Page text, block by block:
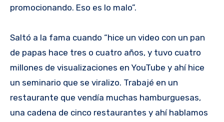
promocionando. Eso es lo malo”.
Saltó a la fama cuando “hice un video con un pan
de papas hace tres o cuatro años, y tuvo cuatro
millones de visualizaciones en YouTube y ahí hice
un seminario que se viralizo. Trabajé en un
restaurante que vendía muchas hamburguesas,
una cadena de cinco restaurantes y ahí hablamos